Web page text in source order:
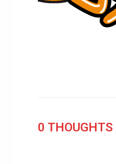
0 THOUGHTS